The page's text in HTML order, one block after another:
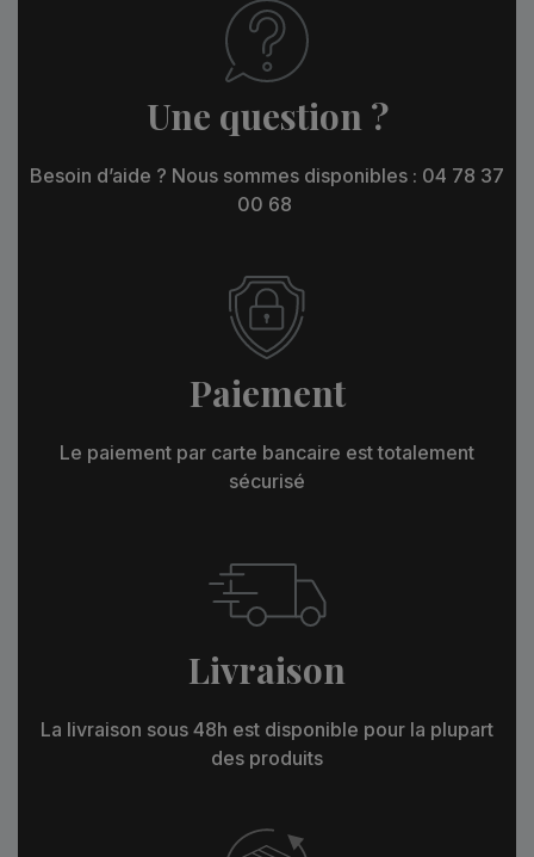
Une question ?
Besoin d’aide ? Nous sommes disponibles : 04 78 37
00 68
Paiement
Le paiement par carte bancaire est totalement
sécurisé
Livraison
La livraison sous 48h est disponible pour la plupart
des produits